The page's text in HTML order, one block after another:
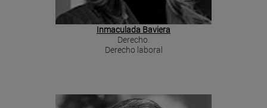
Inmaculada Baviera
Derecho.
Derecho laboral